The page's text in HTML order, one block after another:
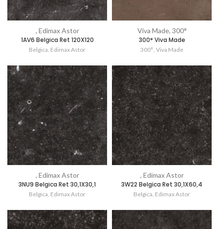
, Edimax Astor
1AV6 Belgica Ret 120X120
Belgica, Edimax Astor
Viva Made, 300°
300° Viva Made
300°, Viva Made
, Edimax Astor
3NU9 Belgica Ret 30,1X30,1
Belgica, Edimax Astor
, Edimax Astor
3W22 Belgica Ret 30,1X60,4
Belgica, Edimax Astor